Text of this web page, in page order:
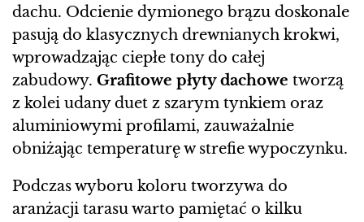
dachu. Odcienie dymionego brązu doskonale
pasują do klasycznych drewnianych krokwi,
wprowadzając ciepłe tony do całej
zabudowy. Grafitowe płyty dachowe tworzą
z kolei udany duet z szarym tynkiem oraz
aluminiowymi profilami, zauważalnie
obniżając temperaturę w strefie wypoczynku.
Podczas wyboru koloru tworzywa do
aranżacji tarasu warto pamiętać o kilku